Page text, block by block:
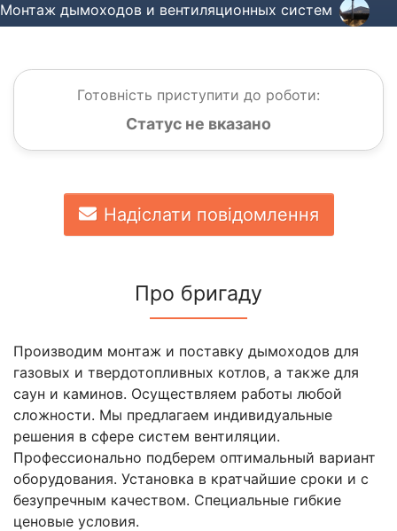
Монтаж дымоходов и вентиляционных систем
Готовність приступити до роботи:
Статус не вказано
Надіслати повідомлення
Про бригаду
Производим монтаж и поставку дымоходов для
газовых и твердотопливных котлов, а также для
саун и каминов. Осуществляем работы любой
сложности. Мы предлагаем индивидуальные
решения в сфере систем вентиляции.
Профессионально подберем оптимальный вариант
оборудования. Установка в кратчайшие сроки и с
безупречным качеством. Специальные гибкие
ценовые условия.